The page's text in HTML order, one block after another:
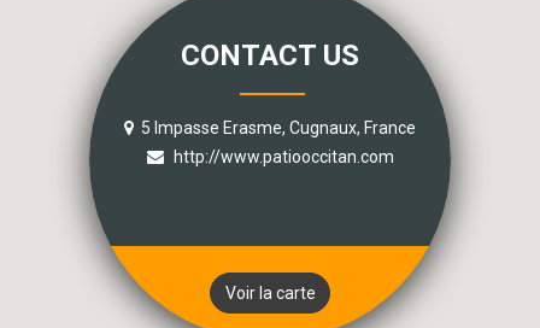
CONTACT US
5 Impasse Erasme, Cugnaux, France
http://www.patiooccitan.com
Voir la carte